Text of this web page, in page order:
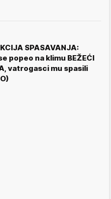
SPASAVANJA:
popeo na klimu BEŽEĆI
vatrogasci mu spasili